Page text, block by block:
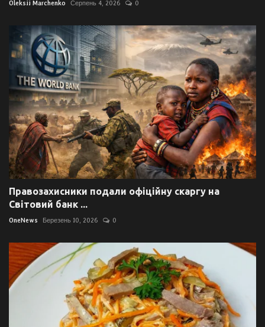
Oleksii Marchenko Серпень 4, 2026 0
Правозахисники подали офіційну скаргу на
Світовий банк ...
OneNews Березень 10, 2026 0